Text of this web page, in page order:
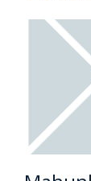
219.
TANSZÉKI